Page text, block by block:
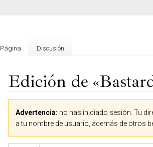
Edición de
navegación
búsqueda
Advertencia: no has iniciado sesión. Tu
a tu nombre de usuario, además de otros
Página Discusión